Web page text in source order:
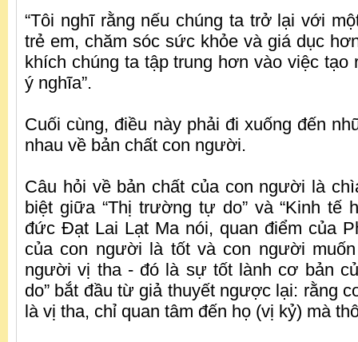
“Tôi nghĩ rằng nếu chúng ta trở lại với
trẻ em, chăm sóc sức khỏe và giá dục
khích chúng ta tập trung hơn vào việc tạo
ý nghĩa”.
Cuối cùng, điều này phải đi xuống đến
nhau về bản chất con người.
Câu hỏi về bản chất của con người là
biệt giữa “Thị trường tự do” và “Kinh tế
đức Đạt Lai Lạt Ma nói, quan điểm của
của con người là tốt và con người
người vị tha - đó là sự tốt lành cơ bản
do” bắt đầu từ giả thuyết ngược lại: rằng
là vị tha, chỉ quan tâm đến họ (vị kỷ) mà